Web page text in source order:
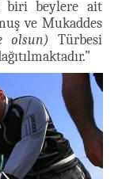
biri beylere ait
ve Mukaddes
olsun) Türbesi